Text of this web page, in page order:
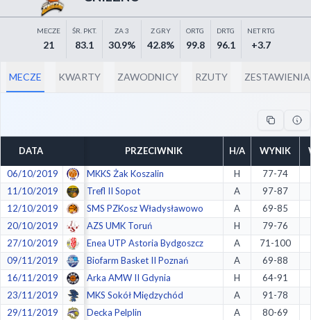
MECZE
21
ŚR. PKT.
83.1
ZA 3
30.9%
Z GRY
42.8%
ORTG
99.8
DRTG
96.1
NET RTG
+3.7
MECZE KWARTY ZAWODNICY RZUTY ZESTAWIENIA
DATA PRZECIWNIK H/A WYNIK
06/10/2019 MKKS Żak Koszalin H
77-74
11/10/2019
Trefl II Sopot A
97-87
12/10/2019
SMS PZKosz Władysławowo A
69-85
20/10/2019
AZS UMK Toruń H
79-76
27/10/2019
Enea UTP Astoria Bydgoszcz A
71-100
09/11/2019
Biofarm Basket II Poznań A
69-88
16/11/2019
Arka AMW II Gdynia H
64-91
23/11/2019
MKS Sokół Międzychód A
91-78
29/11/2019
Decka Pelplin A
80-69
Zapisz preferencje